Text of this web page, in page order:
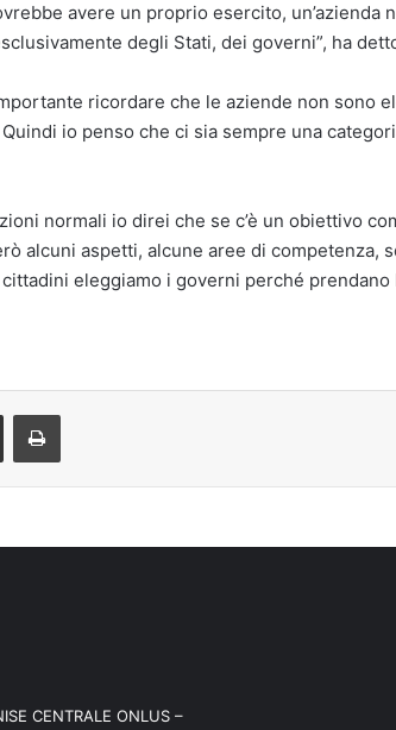
avere un proprio esercito,
degli Stati, dei governi”, ha
ricordare che le aziende non sono
io penso che ci sia sempre una
normali io direi che se c’è un obiettivo
alcuni aspetti, alcune aree di competenza,
eleggiamo i governi perché
CENTRALE ONLUS –